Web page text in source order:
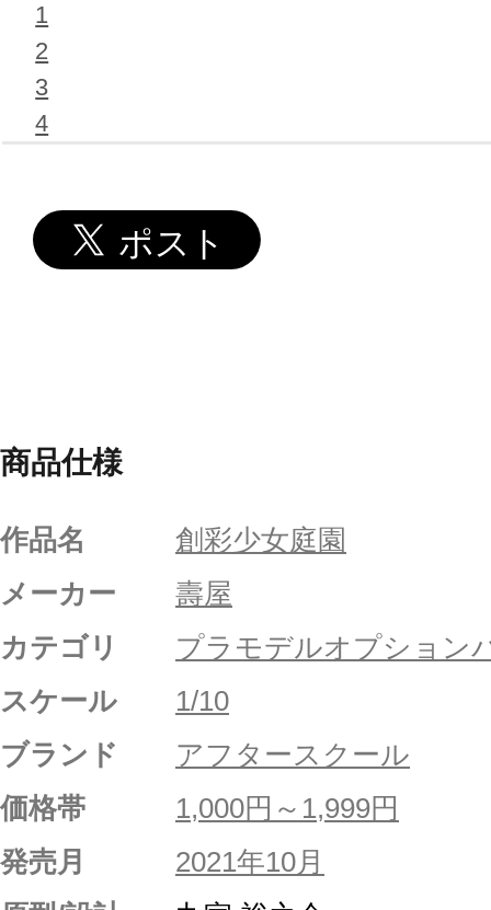
1
2
3
4
商品仕様
作品名
創彩少女庭園
メーカー
壽屋
カテゴリ
プラモデルオプション
スケール
1/10
ブランド
アフタースクール
価格帯
1,000円～1,999円
発売月
2021年10月